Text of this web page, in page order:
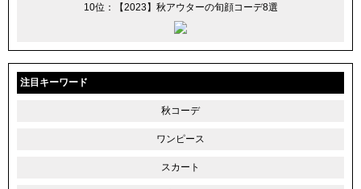
10位：【2023】秋アウターの旬顔コーデ8選
注目キーワード
秋コーデ
ワンピース
スカート